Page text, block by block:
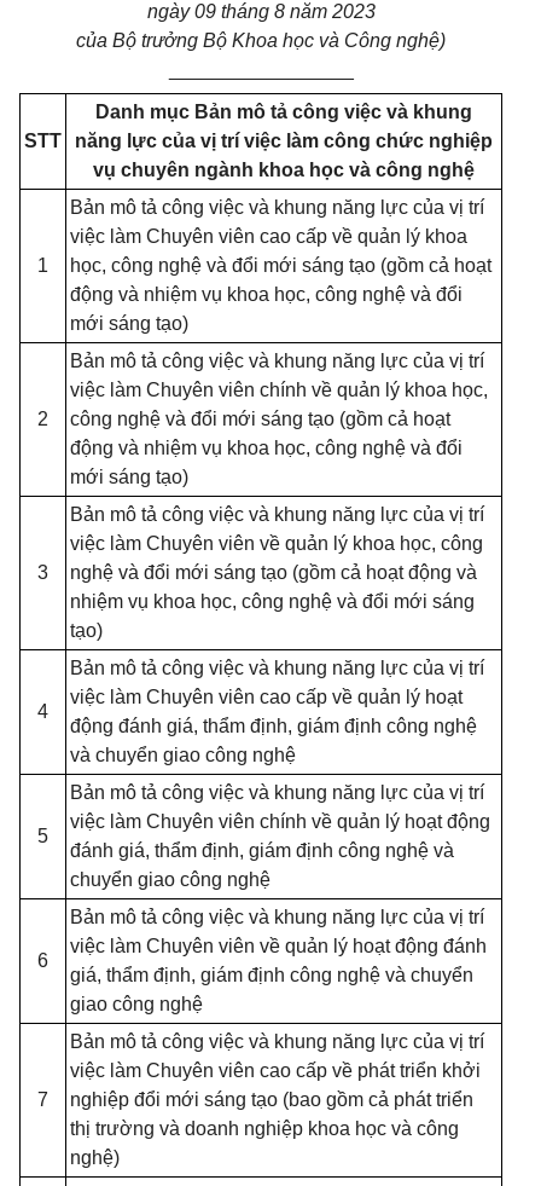
ngày 09 tháng 8 năm 2023
của Bộ trưởng Bộ Khoa học và Công nghệ)
STT
Danh mục Bản mô tả công việc và khung
năng lực của vị trí việc làm công chức nghiệp
vụ chuyên ngành khoa học và công nghệ
1
Bản mô tả công việc và khung năng lực của vị trí
việc làm Chuyên viên cao cấp về quản lý khoa
học, công nghệ và đổi mới sáng tạo (gồm cả hoạt
động và nhiệm vụ khoa học, công nghệ và đổi
mới sáng tạo)
2
Bản mô tả công việc và khung năng lực của vị trí
việc làm Chuyên viên chính về quản lý khoa học,
công nghệ và đổi mới sáng tạo (gồm cả hoạt
động và nhiệm vụ khoa học, công nghệ và đổi
mới sáng tạo)
3
Bản mô tả công việc và khung năng lực của vị trí
việc làm Chuyên viên về quản lý khoa học, công
nghệ và đổi mới sáng tạo (gồm cả hoạt động và
nhiệm vụ khoa học, công nghệ và đổi mới sáng
tạo)
4
Bản mô tả công việc và khung năng lực của vị trí
việc làm Chuyên viên cao cấp về quản lý hoạt
động đánh giá, thẩm định, giám định công nghệ
và chuyển giao công nghệ
5
Bản mô tả công việc và khung năng lực của vị trí
việc làm Chuyên viên chính về quản lý hoạt động
đánh giá, thẩm định, giám định công nghệ và
chuyển giao công nghệ
6
Bản mô tả công việc và khung năng lực của vị trí
việc làm Chuyên viên về quản lý hoạt động đánh
giá, thẩm định, giám định công nghệ và chuyển
giao công nghệ
7
Bản mô tả công việc và khung năng lực của vị trí
việc làm Chuyên viên cao cấp về phát triển khởi
nghiệp đổi mới sáng tạo (bao gồm cả phát triển
thị trường và doanh nghiệp khoa học và công
nghệ)